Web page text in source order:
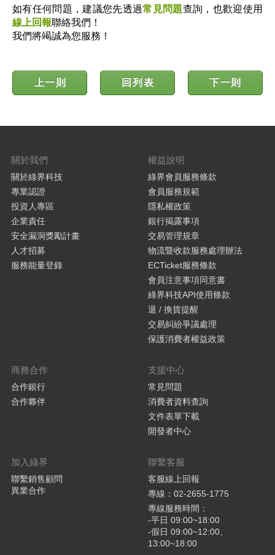
如有任何問題，建議您先透過常見問題查詢，也歡迎使用
線上回報聯絡我們！
我們將竭誠為您服務！
上一則 回列表 下一則
關於我們
關於綠界科技
專業認證
投資人專區
企業責任
安全漏洞獎勵計畫
人才招募
服務能量登錄
權益說明
綠界會員服務條款
會員服務規範
隱私權政策
銀行揭露事項
交易管理規章
物流暨收款服務處理辦法
ECTicket服務條款
會員注意事項同意書
綠界科技API使用條款
退 / 換貨提醒
交易糾紛爭議處理
保護消費者權益政策
商務合作
合作銀行
合作夥伴
支援中心
常見問題
消費者資料查詢
文件表單下載
開發者中心
加入綠界
聯繫銷售顧問
異業合作
聯繫客服
客服線上回報
專線：02-2655-1775
專線服務時間：
-平日 09:00~18:00
-假日 09:00~12:00、
13:00~18:00